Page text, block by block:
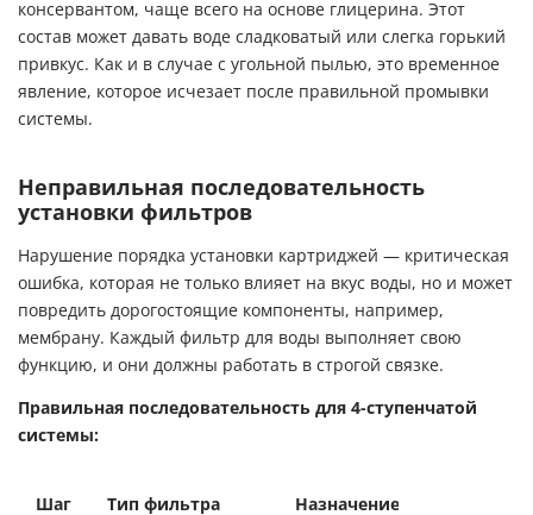
консервантом, чаще всего на основе глицерина. Этот
состав может давать воде сладковатый или слегка горький
привкус. Как и в случае с угольной пылью, это временное
явление, которое исчезает после правильной промывки
системы.
Неправильная последовательность
установки фильтров
Нарушение порядка установки картриджей — критическая
ошибка, которая не только влияет на вкус воды, но и может
повредить дорогостоящие компоненты, например,
мембрану. Каждый фильтр для воды выполняет свою
функцию, и они должны работать в строгой связке.
Правильная последовательность для 4-ступенчатой
системы:
Шаг Тип фильтра Назначение